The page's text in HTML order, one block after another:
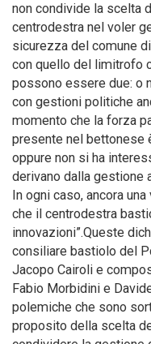
non condivide la scelta
centrodestra nel voler
sicurezza del comune
con quello del limitrofo
possono essere due: o
con gestioni politiche
momento che la forza
presente nel bettonese
oppure non si ha
derivano dalla gestione
In ogni caso, ancora
che il centrodestra
innovazioni”.Queste
consiliare bastiolo del
Jacopo Cairoli e
Fabio Morbidini e
polemiche che sono
proposito della scelta